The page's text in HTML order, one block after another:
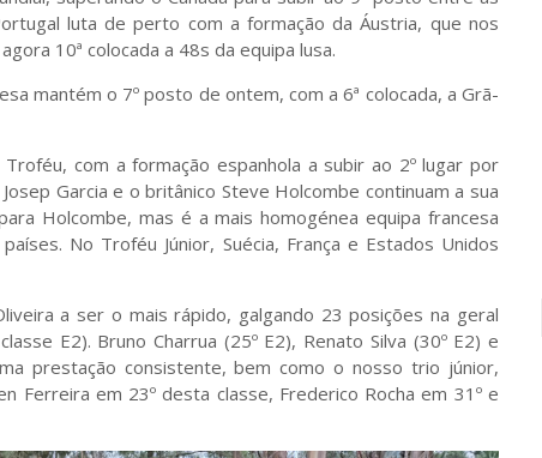
luta de perto com a formação da Áustria, que nos
10ª colocada a 48s da equipa lusa.
mantém o 7º posto de ontem, com a 6ª colocada, a Grã-
com a formação espanhola a subir ao 2º lugar por
Garcia e o britânico Steve Holcombe continuam a sua
Holcombe, mas é a mais homogénea equipa francesa
No Troféu Júnior, Suécia, França e Estados Unidos
a ser o mais rápido, galgando 23 posições na geral
E2). Bruno Charrua (25º E2), Renato Silva (30º E2) e
prestação consistente, bem como o nosso trio júnior,
Ferreira em 23º desta classe, Frederico Rocha em 31º e